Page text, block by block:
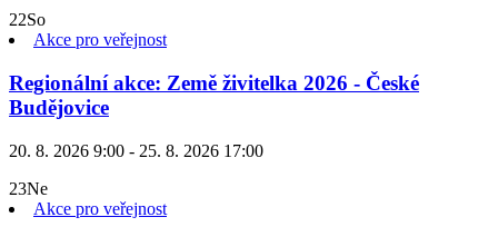
22So
Akce pro veřejnost
Regionální akce: Země živitelka 2026 - České
Budějovice
20. 8. 2026 9:00 - 25. 8. 2026 17:00
23Ne
Akce pro veřejnost